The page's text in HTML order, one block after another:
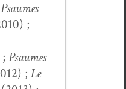
Psaumes
;
Psaumes
; Le